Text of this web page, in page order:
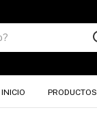
INICIO PRODUCTOS